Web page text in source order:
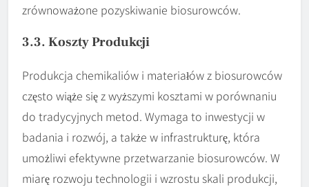
zrównoważone pozyskiwanie biosurowców.
3.3. Koszty Produkcji
Produkcja chemikaliów i materiałów z biosurowców
często wiąże się z wyższymi kosztami w porównaniu
do tradycyjnych metod. Wymaga to inwestycji w
badania i rozwój, a także w infrastrukturę, która
umożliwi efektywne przetwarzanie biosurowców. W
miarę rozwoju technologii i wzrostu skali produkcji,